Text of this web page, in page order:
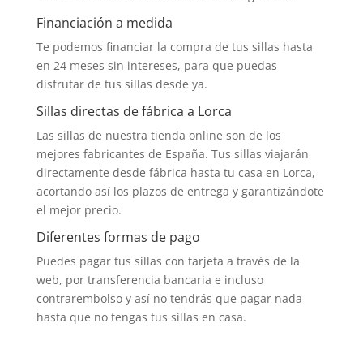
Financiación a medida
Te podemos financiar la compra de tus sillas hasta
en 24 meses sin intereses, para que puedas
disfrutar de tus sillas desde ya.
Sillas directas de fábrica a Lorca
Las sillas de nuestra tienda online son de los
mejores fabricantes de España. Tus sillas viajarán
directamente desde fábrica hasta tu casa en Lorca,
acortando así los plazos de entrega y garantizándote
el mejor precio.
Diferentes formas de pago
Puedes pagar tus sillas con tarjeta a través de la
web, por transferencia bancaria e incluso
contrarembolso y así no tendrás que pagar nada
hasta que no tengas tus sillas en casa.